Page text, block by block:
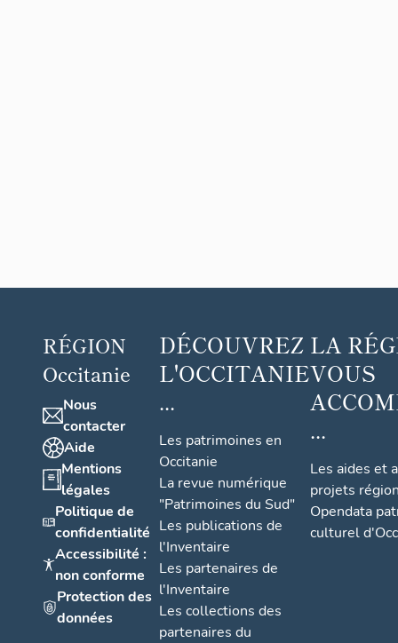
RÉGION
Occitanie
Nous
contacter
Aide
Mentions
légales
Politique de
confidentialité
Accessibilité :
non conforme
Protection des
données
DÉCOUVREZ
L'OCCITANIE
...
Les patrimoines en
Occitanie
La revue numérique
"Patrimoines du Sud"
Les publications de
l'Inventaire
Les partenaires de
l'Inventaire
Les collections des
partenaires du
LA
VOUS
...
Les aides et
projets
Opendata
culturel